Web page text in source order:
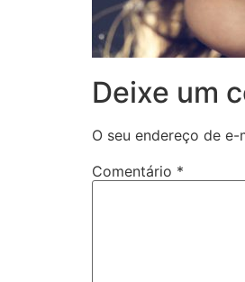
Deixe um
O seu endereço de
Comentário *